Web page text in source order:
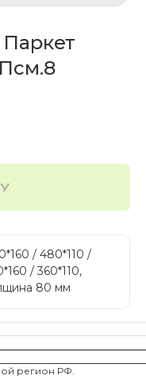
/ 480*110 /
/ 360*110,
80 мм
регион РФ.